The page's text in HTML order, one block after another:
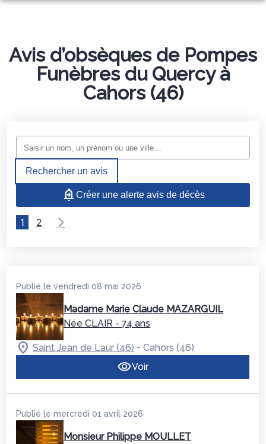
ORGANISER DES OBSÈQUES
PRÉVOIR SES OBSÈQUES
SERVICES AUX FAMILLES
NOS AGENCES
AGENCE DE CAJARC
PHOTOS
ESPACES HOMMAGES
Avis d’obsèques de Pompes
Funèbres du Quercy à
Cahors (46)
Rechercher un avis
Créer une alerte avis de décès
1 2
Publié le vendredi 08 mai 2026
Madame Marie Claude MAZARGUIL
Née CLAIR - 74 ans
Saint Jean de Laur (46) -Cahors (46)
Voir
Publié le mercredi 01 avril 2026
Monsieur Philippe MOULLET